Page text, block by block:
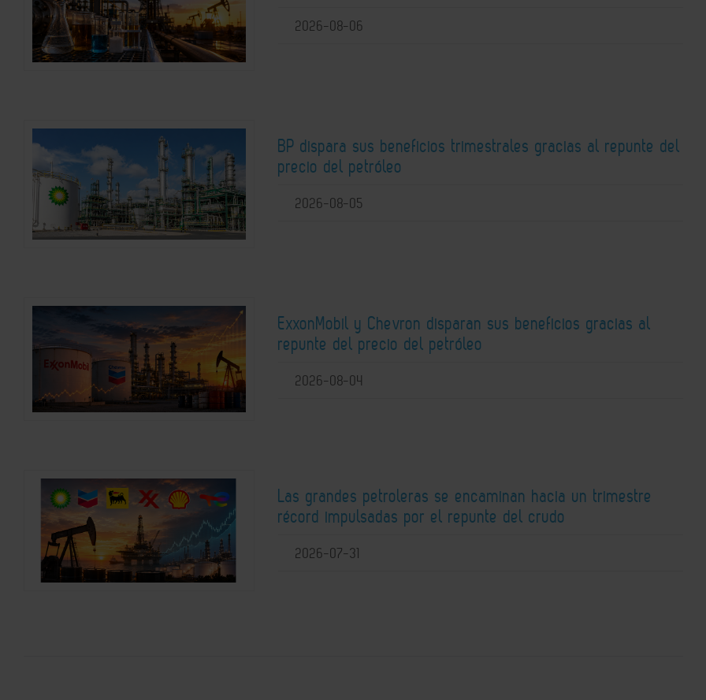
2026-08-06
BP dispara sus beneficios trimestrales gracias al repunte del
precio del petróleo
2026-08-05
ExxonMobil y Chevron disparan sus beneficios gracias al
repunte del precio del petróleo
2026-08-04
Las grandes petroleras se encaminan hacia un trimestre
récord impulsadas por el repunte del crudo
2026-07-31